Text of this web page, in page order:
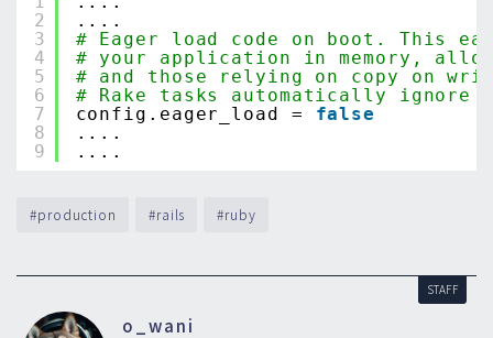
2
3
4
5
6
7
8
9
....
# Eager load code on boot. This
# your application in memory,
# and those relying on copy on
# Rake tasks automatically ignore
config.eager_load = false
....
....
#production #rails #ruby
STAFF
o_wani